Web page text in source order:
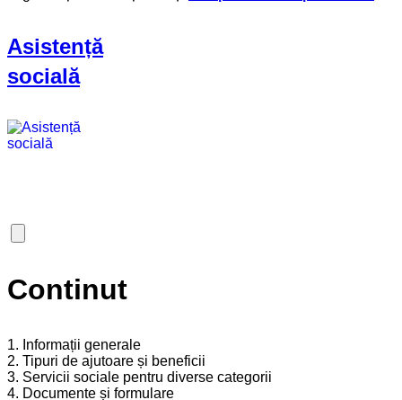
Asistență
socială
Continut
1. Informații generale
2. Tipuri de ajutoare și beneficii
3. Servicii sociale pentru diverse categorii
4. Documente și formulare